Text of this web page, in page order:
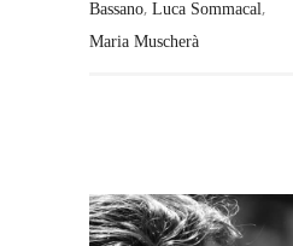
Bassano, Luca Sommacal,
Maria Muscherà